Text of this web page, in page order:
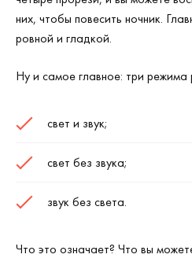
них, чтобы повесить ночник.
ровной и гладкой.
Ну и самое главное: три режима
свет и звук;
свет без звука;
звук без света.
Что это означает? Что вы